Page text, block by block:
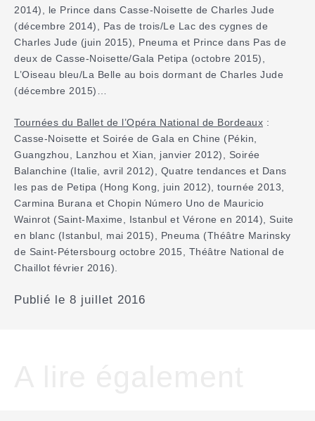
2014), le Prince dans Casse-Noisette de Charles Jude
(décembre 2014), Pas de trois/Le Lac des cygnes de
Charles Jude (juin 2015), Pneuma et Prince dans Pas de
deux de Casse-Noisette/Gala Petipa (octobre 2015),
L’Oiseau bleu/La Belle au bois dormant de Charles Jude
(décembre 2015)…
Tournées du Ballet de l’Opéra National de Bordeaux :
Casse-Noisette et Soirée de Gala en Chine (Pékin,
Guangzhou, Lanzhou et Xian, janvier 2012), Soirée
Balanchine (Italie, avril 2012), Quatre tendances et Dans
les pas de Petipa (Hong Kong, juin 2012), tournée 2013,
Carmina Burana et Chopin Número Uno de Mauricio
Wainrot (Saint-Maxime, Istanbul et Vérone en 2014), Suite
en blanc (Istanbul, mai 2015), Pneuma (Théâtre Marinsky
de Saint-Pétersbourg octobre 2015, Théâtre National de
Chaillot février 2016).
Publié le 8 juillet 2016